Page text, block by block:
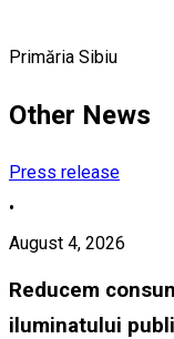
Primăria Sibiu
Other News
Press release
•
August 4, 2026
Reducem
iluminatului